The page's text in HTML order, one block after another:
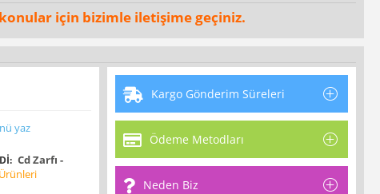
için bizimle iletişime geçiniz.
yaz
Cd Zarfı -
Kargo Gönderim Süreleri
Ödeme Metodları
Neden Biz